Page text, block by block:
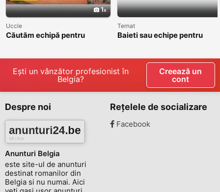
1
Uccle
Căutăm echipă pentru
Ternat
Baieti sau echipe pentru
Ești un vânzător profesionist în
Belgia?
Creează un
cont
Despre noi
Anunturi Belgia
este site-ul de anunturi
destinat romanilor din
Belgia si nu numai. Aici
Rețelele de socializare
Facebook